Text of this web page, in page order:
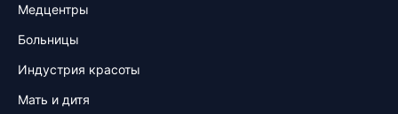
Медцентры
Больницы
Индустрия красоты
Мать и дитя